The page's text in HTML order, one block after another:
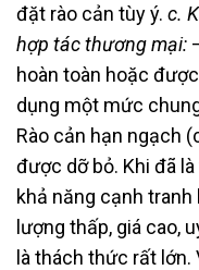
đặt rào cản tùy ý. c.
hợp tác thương mại:
hoàn toàn hoặc
dụng một mức
Rào cản hạn ngạch
được dỡ bỏ. Khi đã
khả năng cạnh
lượng thấp, giá cao,
là thách thức rất lớn.